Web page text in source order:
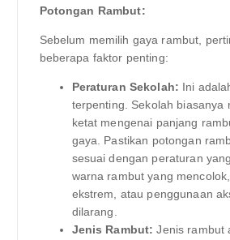
Potongan Rambut:
Sebelum memilih gaya rambut,
beberapa faktor penting:
Peraturan Sekolah: Ini
terpenting. Sekolah biasanya
ketat mengenai panjang
gaya. Pastikan potongan
sesuai dengan peraturan
warna rambut yang
ekstrem, atau penggunaan
dilarang.
Jenis Rambut: Jenis rambut